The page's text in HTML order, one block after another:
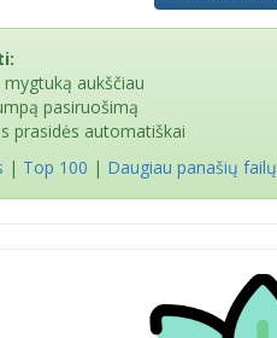
aukščiau
pasiruošimą
prasidės automatiškai
| Top 100 | Daugiau panašių failų